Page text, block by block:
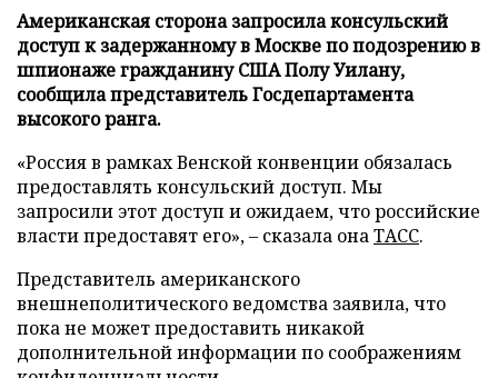
Американская сторона запросила консульский
доступ к задержанному в Москве по подозрению в
шпионаже гражданину США Полу Уилану,
сообщила представитель Госдепартамента
высокого ранга.
«Россия в рамках Венской конвенции обязалась
предоставлять консульский доступ. Мы
запросили этот доступ и ожидаем, что российские
власти предоставят его», – сказала онаТАСС.
Представитель американского
внешнеполитического ведомства заявила, что
пока не может предоставить никакой
дополнительной информации по соображениям